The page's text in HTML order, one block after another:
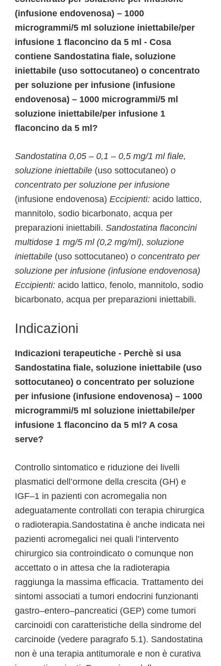
(infusione endovenosa) – 1000
microgrammi/5 ml soluzione iniettabile/per
infusione 1 flaconcino da 5 ml - Cosa
contiene Sandostatina fiale, soluzione
iniettabile (uso sottocutaneo) o concentrato
per soluzione per infusione (infusione
endovenosa) – 1000 microgrammi/5 ml
soluzione iniettabile/per infusione 1
flaconcino da 5 ml?
Sandostatina 0,05 – 0,1 – 0,5 mg/1 ml fiale,
soluzione iniettabile (uso sottocutaneo) o
concentrato per soluzione per infusione
(infusione endovenosa) Eccipienti: acido lattico,
mannitolo, sodio bicarbonato, acqua per
preparazioni iniettabili. Sandostatina flaconcini
multidose 1 mg/5 ml (0,2 mg/ml), soluzione
iniettabile (uso sottocutaneo) o concentrato per
soluzione per infusione (infusione endovenosa)
Eccipienti: acido lattico, fenolo, mannitolo, sodio
bicarbonato, acqua per preparazioni iniettabili.
Indicazioni
Indicazioni terapeutiche - Perchè si usa
Sandostatina fiale, soluzione iniettabile (uso
sottocutaneo) o concentrato per soluzione
per infusione (infusione endovenosa) – 1000
microgrammi/5 ml soluzione iniettabile/per
infusione 1 flaconcino da 5 ml? A cosa
serve?
Controllo sintomatico e riduzione dei livelli
plasmatici dell’ormone della crescita (GH) e
IGF–1 in pazienti con acromegalia non
adeguatamente controllati con terapia chirurgica
o radioterapia.Sandostatina è anche indicata nei
pazienti acromegalici nei quali l’intervento
chirurgico sia controindicato o comunque non
accettato o in attesa che la radioterapia
raggiunga la massima efficacia. Trattamento dei
sintomi associati a tumori endocrini funzionanti
gastro–entero–pancreatici (GEP) come tumori
carcinoidi con caratteristiche della sindrome del
carcinoide (vedere paragrafo 5.1). Sandostatina
non è una terapia antitumorale e non è curativa